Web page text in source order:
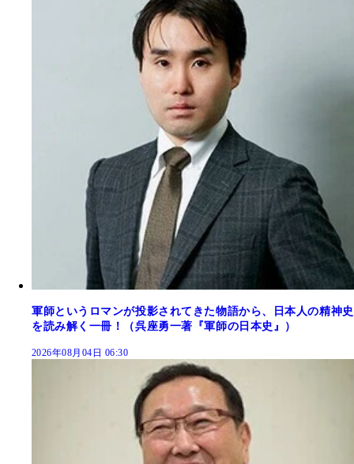
軍師というロマンが投影されてきた物語から、日本人の精神史
を読み解く一冊！（呉座勇一著『軍師の日本史』）
2026年08月04日 06:30